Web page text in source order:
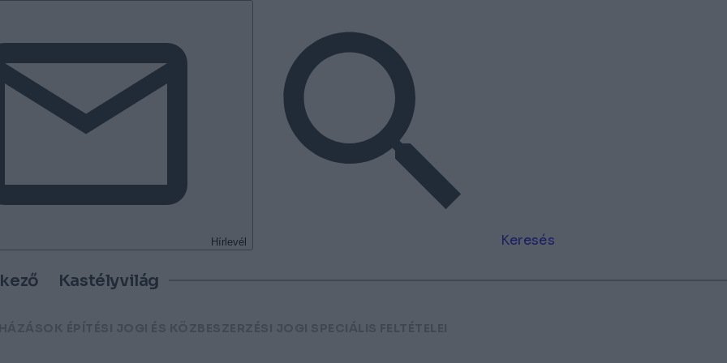
Hírlevél Keresés
Kastélyvilág